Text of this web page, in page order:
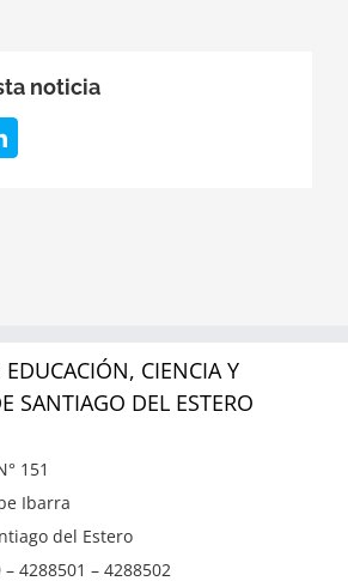
noticia
LinkedIn
CIENCIA Y
SANTIAGO DEL ESTERO
151
Ibarra
del Estero
4288501 – 4288502